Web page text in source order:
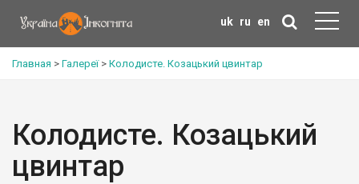
uk ru en
Главная > Галереї> Колодисте. Козацький цвинтар
Колодисте. Козацький
цвинтар